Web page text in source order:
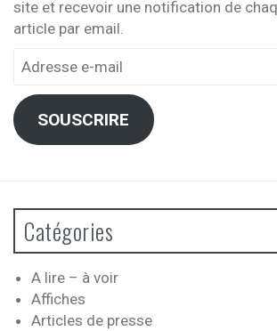
site et recevoir une notification de
article par email.
Adresse
mail
SOUSCRIRE
Catégories
A lire – à voir
Affiches
Articles de presse